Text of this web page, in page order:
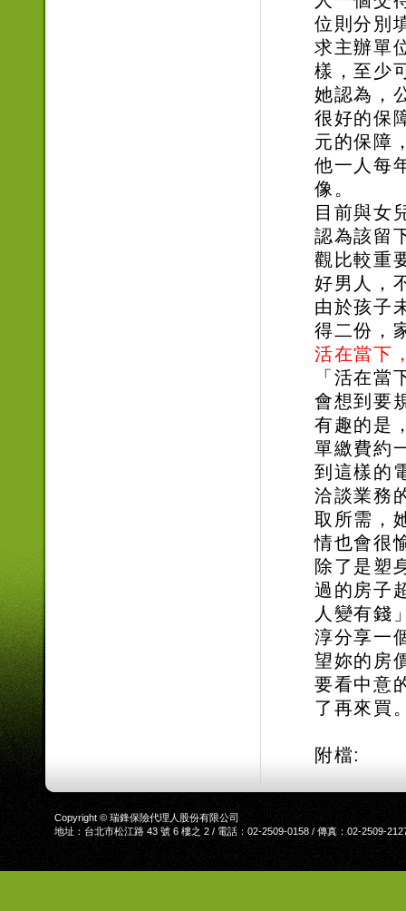
位則分別
求主辦單
樣，至少
她認為，
很好的保
元的保障
他一人每
像。
目前與女
認為該留
觀比較重
好男人，
由於孩子
得二份，
活在當下
「活在
會想到要
有趣的是
單繳費約
到這樣的
洽談業務
取所需，
情也會很
除了是塑
過的房子
人變有錢
淳分享一
望妳的房
要看中意
了再來買
附檔:
Copyright © 瑞鋒保險代理人股份有限公司
地址：台北市松江路 43 號 6 樓之 2 / 電話：02-2509-0158 / 傳真：02-2509-